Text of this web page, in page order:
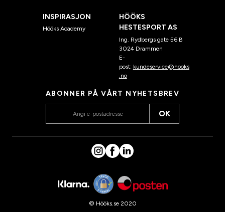
INSPIRASJON
Hööks Academy
HÖÖKS
HESTESPORT AS
Ing. Rydbergs gate 56 B
3024 Drammen
E-
post: kundeservice@hooks
.no
ABONNER PÅ VÅRT NYHETSBREV
OK
© Hööks.se 2020